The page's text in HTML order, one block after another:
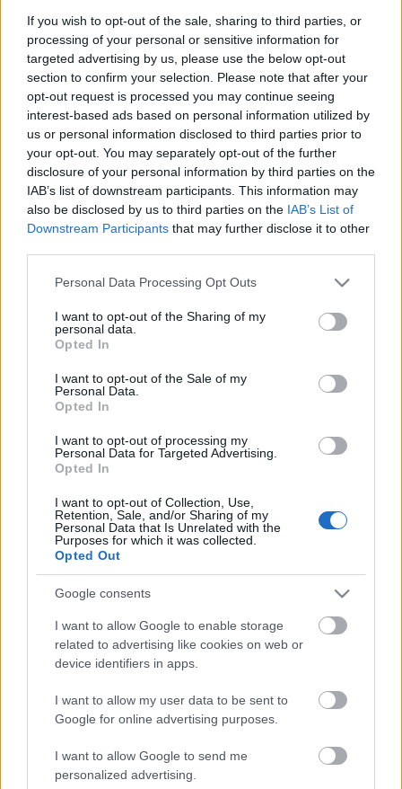
If you wish to opt-out of the sale, sharing to third parties, or
processing of your personal or sensitive information for
targeted advertising by us, please use the below opt-out
section to confirm your selection. Please note that after your
opt-out request is processed you may continue seeing
interest-based ads based on personal information utilized by
us or personal information disclosed to third parties prior to
your opt-out. You may separately opt-out of the further
disclosure of your personal information by third parties on the
IAB’s list of downstream participants. This information may
also be disclosed by us to third parties on the IAB’s List of
Downstream Participants that may further disclose it to other
Please note that this website/app uses one or more Google
not limited to your visit or usage behaviour. You may click to
grant or deny consent to Google and its third-party tags to
use your data for below specified purposes in below Google
consent section.
Personal Data Processing Opt Outs
I want to opt-out of the Sharing of my
personal data.
Opted In
I want to opt-out of the Sale of my
Personal Data.
Opted In
I want to opt-out of processing my
Personal Data for Targeted Advertising.
Opted In
I want to opt-out of Collection, Use,
Retention, Sale, and/or Sharing of my
Personal Data that Is Unrelated with the
Purposes for which it was collected.
Opted Out
Google consents
I want to allow Google to enable storage
related to advertising like cookies on web or
device identifiers in apps.
I want to allow my user data to be sent to
Google for online advertising purposes.
I want to allow Google to send me
personalized advertising.
UCEPROTECT: ezek buzik
blackshepherd•2011. február 20.
Ha valaki találkozott már ezzel a "nagyszerű"
szervezettel, amelyik egész AS-eket rak fekete listára
-az idióta pattanásos képű rendszergizdák meg ...
Spamassassin fail
There's been a number of people complaining about
rejected as spam when discussing replication. The
Mi lesz az utolsó 2000
blackshepherd•2011. január 19.
Lassan vége az életre szóló választási lehetőségnek,
január 31-én lejár a határidő, amit szeretett 0,666-os
(gyk: 2/3), matolcsyszta kormányunk ...
Itt a legújabb Intel szerver CPU-
generáció, a Neon!
blackshepherd• 2011. január 05.
ZFS funkciók
blackshepherd •2011. január 01.